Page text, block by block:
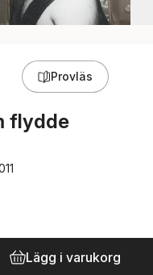
Provläs
flydde
antal röster:
Lägg i varukorg